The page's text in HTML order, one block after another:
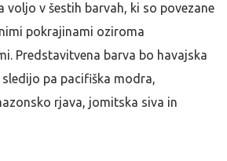
voljo v šestih barvah, ki so povezane
pokrajinami oziroma
Predstavitvena barva bo havajska
pa pacifiška modra,
rjava, jomitska siva in